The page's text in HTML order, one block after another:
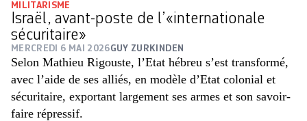
MILITARISME
Israël, avant-poste de l’«internationale
sécuritaire»
MERCREDI 6 MAI 2026GUY ZURKINDEN
Selon Mathieu Rigouste, l’Etat hébreu s’est transformé,
avec l’aide de ses alliés, en modèle d’Etat colonial et
sécuritaire, exportant largement ses armes et son savoir-
faire répressif.